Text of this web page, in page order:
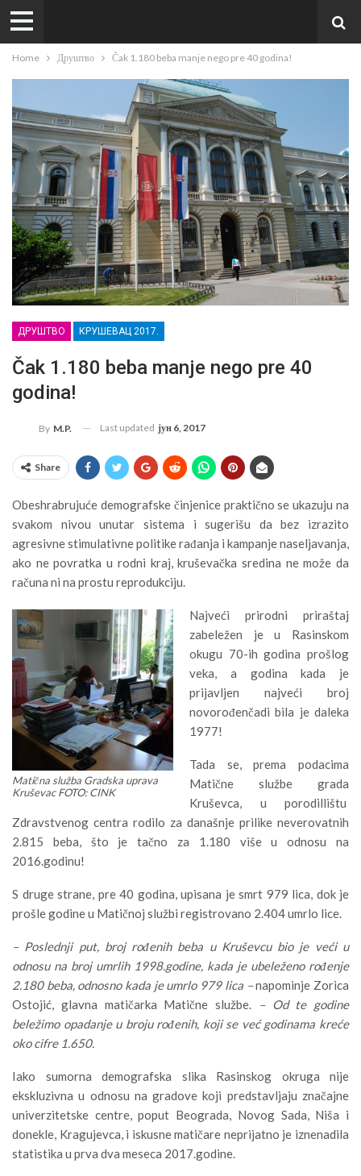
Home Друштво Čak 1.180 beba manje nego pre 40 godina!
ДРУШТВО КРУШЕВАЦ 2017.
Čak 1.180 beba manje nego pre 40
godina!
By M.P. Last updated јун 6, 2017
Share
Obeshrabrujuće demografske činjenice praktično se ukazuju na
svakom nivou unutar sistema i sugerišu da bez izrazito
agresivne stimulativne politike rađanja i kampanje naseljavanja,
ako ne povratka u rodni kraj, kruševačka sredina ne može da
računa ni na prostu reprodukciju.
Matična služba Gradska uprava
Kruševac FOTO: CINK
Najveći prirodni priraštaj
zabeležen je u Rasinskom
okugu 70-ih godina prošlog
veka, a godina kada je
prijavljen najveći broj
novorođenčadi bila je daleka
1977!
Tada se, prema podacima
Matične službe grada
Kruševca, u porodillištu
Zdravstvenog centra rodilo za današnje prilike neverovatnih
2.815 beba, što je tačno za 1.180 više u odnosu na
2016.godinu!
S druge strane, pre 40 godina, upisana je smrt 979 lica, dok je
prošle godine u Matičnoj službi registrovano 2.404 umrlo lice.
– Poslednji put, broj rođenih beba u Kruševcu bio je veći u
odnosu na broj umrlih 1998.godine, kada je ubeleženo rođenje
2.180 beba, odnosno kada je umrlo 979 lica –napominje Zorica
Ostojić, glavna matičarka Matične službe. – Od te godine
beležimo opadanje u broju rođenih, koji se već godinama kreće
oko cifre 1.650.
Iako sumorna demografska slika Rasinskog okruga nije
ekskluzivna u odnosu na gradove koji predstavljaju značajne
univerzitetske centre, poput Beograda, Novog Sada, Niša i
donekle, Kragujevca, i iskusne matičare neprijatno je iznenadila
statistika u prva dva meseca 2017.godine.